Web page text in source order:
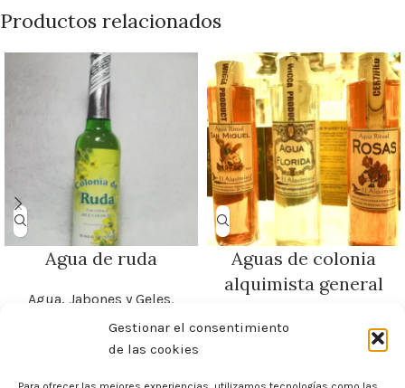
Gestionar el consentimiento
de las cookies
Productos relacionados
Agua de ruda
Agua, Jabones y Geles,
Aguas de colonia
alquimista general
Agua, Jabones y Geles